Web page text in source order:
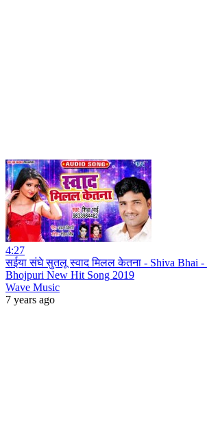
4:27
सईया संघे सुतलू स्वाद मिलल केतना - Shiva Bhai
Bhojpuri New Hit Song 2019
Wave Music
7 years ago